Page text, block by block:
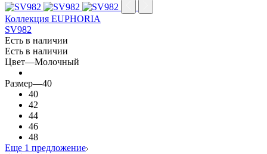
Коллекция EUPHORIA
SV982
Есть в наличии
Есть в наличии
Цвет—Молочный
Размер—40
40
42
44
46
48
Еще 1 предложение